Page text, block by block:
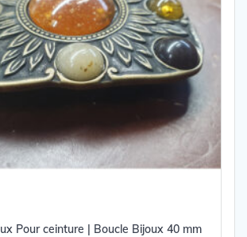
Pour ceinture | Boucle Bijoux 40 mm